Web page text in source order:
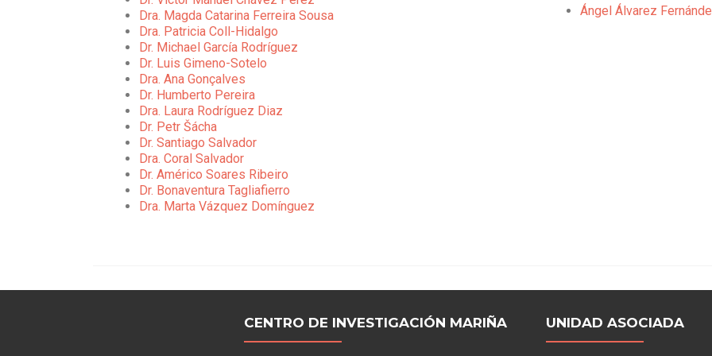
Dra. Magda Catarina Ferreira Sousa
Dra. Patricia Coll-Hidalgo
Dr. Michael García Rodríguez
Dr. Luis Gimeno-Sotelo
Dra. Ana Gonçalves
Dr. Humberto Pereira
Dra. Laura Rodríguez Diaz
Dr. Petr Šácha
Dr. Santiago Salvador
Dra. Coral Salvador
Dr. Américo Soares Ribeiro
Dr. Bonaventura Tagliafierro
Dra. Marta Vázquez Domínguez
Ángel Álvarez
CENTRO DE INVESTIGACIÓN MARIÑA UNIDAD ASOCIADA